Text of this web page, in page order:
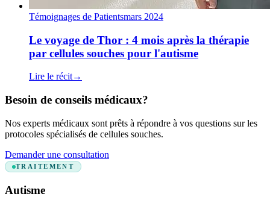
Témoignages de Patientsmars 2024
Le voyage de Thor : 4 mois après la thérapie
par cellules souches pour l'autisme
Lire le récit→
Besoin de conseils médicaux?
Nos experts médicaux sont prêts à répondre à vos questions sur les
protocoles spécialisés de cellules souches.
Demander une consultation
TRAITEMENT
Autisme